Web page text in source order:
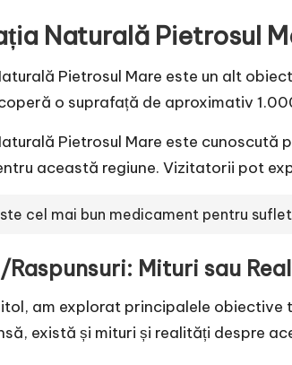
Naturală Pietrosul
Pietrosul Mare este un alt
o suprafață de aproximativ
Pietrosul Mare este
această regiune. Vizitatorii pot
cel mai bun medicament pentru
Mituri sau
am explorat principalele obiective
există și mituri și realități despre